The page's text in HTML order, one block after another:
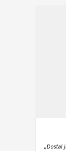
„Dostal